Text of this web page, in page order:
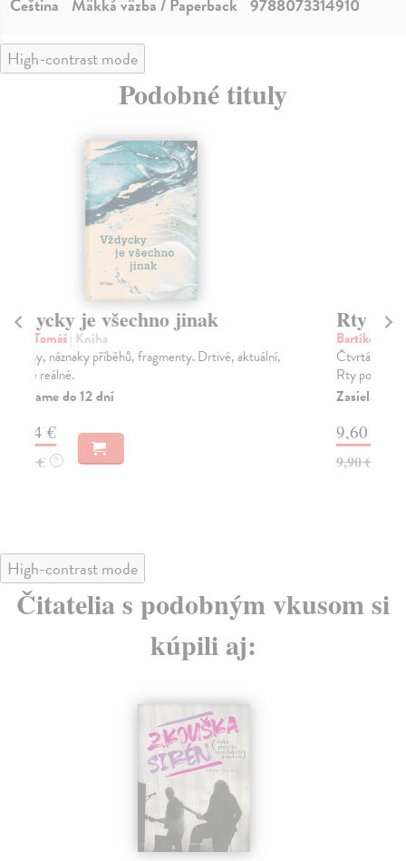
High-contrast mode
Podobné tituly
Rty po víně
Bartíková Markéta
Čtvrtá sbírka básnířky Markéty Bartíkové, nazvaná
Rty po víně, přináší čtenářům přes padesát básní a...
Zasielame do 12 dní
9,60 €
9,90 € ?
High-contrast mode
Čitatelia s podobným vkusom si
kúpili aj: